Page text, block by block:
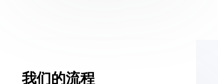
我们的流程